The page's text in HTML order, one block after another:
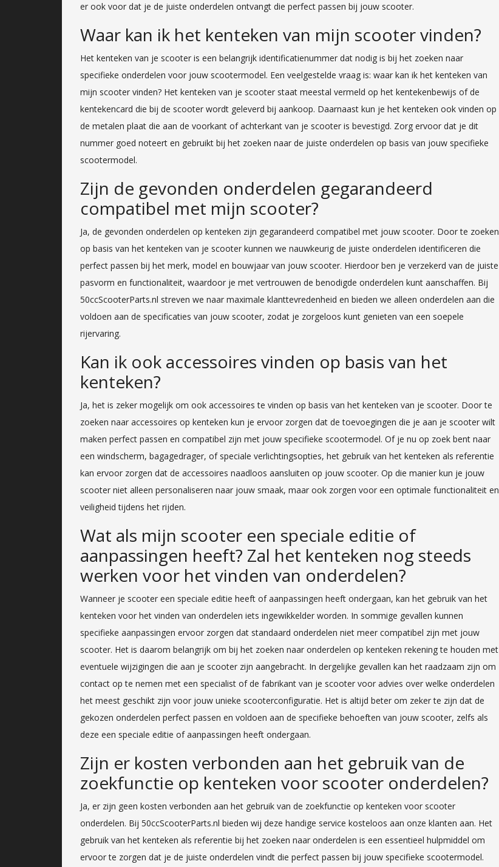
er ook voor dat je de juiste onderdelen ontvangt die perfect passen bij jouw scooter.
Waar kan ik het kenteken van mijn scooter vinden?
Het kenteken van je scooter is een belangrijk identificatienummer dat nodig is bij het zoeken naar
specifieke onderdelen voor jouw scootermodel. Een veelgestelde vraag is: waar kan ik het kenteken van
mijn scooter vinden? Het kenteken van je scooter staat meestal vermeld op het kentekenbewijs of de
kentekencard die bij de scooter wordt geleverd bij aankoop. Daarnaast kun je het kenteken ook vinden op
de metalen plaat die aan de voorkant of achterkant van je scooter is bevestigd. Zorg ervoor dat je dit
nummer goed noteert en gebruikt bij het zoeken naar de juiste onderdelen op basis van jouw specifieke
scootermodel.
Zijn de gevonden onderdelen gegarandeerd
compatibel met mijn scooter?
Ja, de gevonden onderdelen op kenteken zijn gegarandeerd compatibel met jouw scooter. Door te zoeken
op basis van het kenteken van je scooter kunnen we nauwkeurig de juiste onderdelen identificeren die
perfect passen bij het merk, model en bouwjaar van jouw scooter. Hierdoor ben je verzekerd van de juiste
pasvorm en functionaliteit, waardoor je met vertrouwen de benodigde onderdelen kunt aanschaffen. Bij
50ccScooterParts.nl streven we naar maximale klanttevredenheid en bieden we alleen onderdelen aan die
voldoen aan de specificaties van jouw scooter, zodat je zorgeloos kunt genieten van een soepele
rijervaring.
Kan ik ook accessoires vinden op basis van het
kenteken?
Ja, het is zeker mogelijk om ook accessoires te vinden op basis van het kenteken van je scooter. Door te
zoeken naar accessoires op kenteken kun je ervoor zorgen dat de toevoegingen die je aan je scooter wilt
maken perfect passen en compatibel zijn met jouw specifieke scootermodel. Of je nu op zoek bent naar
een windscherm, bagagedrager, of speciale verlichtingsopties, het gebruik van het kenteken als referentie
kan ervoor zorgen dat de accessoires naadloos aansluiten op jouw scooter. Op die manier kun je jouw
scooter niet alleen personaliseren naar jouw smaak, maar ook zorgen voor een optimale functionaliteit en
veiligheid tijdens het rijden.
Wat als mijn scooter een speciale editie of
aanpassingen heeft? Zal het kenteken nog steeds
werken voor het vinden van onderdelen?
Wanneer je scooter een speciale editie heeft of aanpassingen heeft ondergaan, kan het gebruik van het
kenteken voor het vinden van onderdelen iets ingewikkelder worden. In sommige gevallen kunnen
specifieke aanpassingen ervoor zorgen dat standaard onderdelen niet meer compatibel zijn met jouw
scooter. Het is daarom belangrijk om bij het zoeken naar onderdelen op kenteken rekening te houden met
eventuele wijzigingen die aan je scooter zijn aangebracht. In dergelijke gevallen kan het raadzaam zijn om
contact op te nemen met een specialist of de fabrikant van je scooter voor advies over welke onderdelen
het meest geschikt zijn voor jouw unieke scooterconfiguratie. Het is altijd beter om zeker te zijn dat de
gekozen onderdelen perfect passen en voldoen aan de specifieke behoeften van jouw scooter, zelfs als
deze een speciale editie of aanpassingen heeft ondergaan.
Zijn er kosten verbonden aan het gebruik van de
zoekfunctie op kenteken voor scooter onderdelen?
Ja, er zijn geen kosten verbonden aan het gebruik van de zoekfunctie op kenteken voor scooter
onderdelen. Bij 50ccScooterParts.nl bieden wij deze handige service kosteloos aan onze klanten aan. Het
gebruik van het kenteken als referentie bij het zoeken naar onderdelen is een essentieel hulpmiddel om
ervoor te zorgen dat je de juiste onderdelen vindt die perfect passen bij jouw specifieke scootermodel.